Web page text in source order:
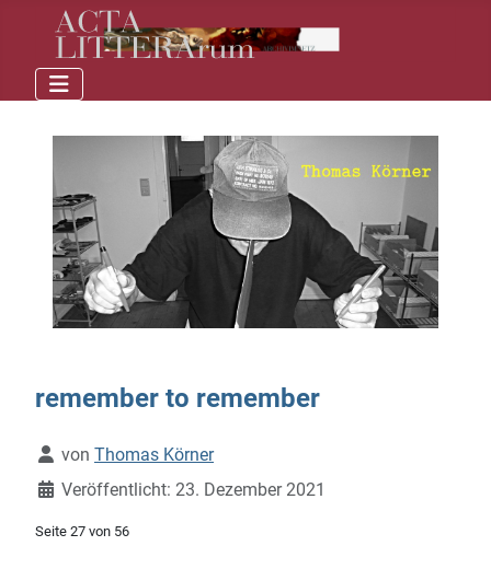
remember to remember
Details
von Thomas Körner
Veröffentlicht: 23. Dezember 2021
Seite 27 von 56